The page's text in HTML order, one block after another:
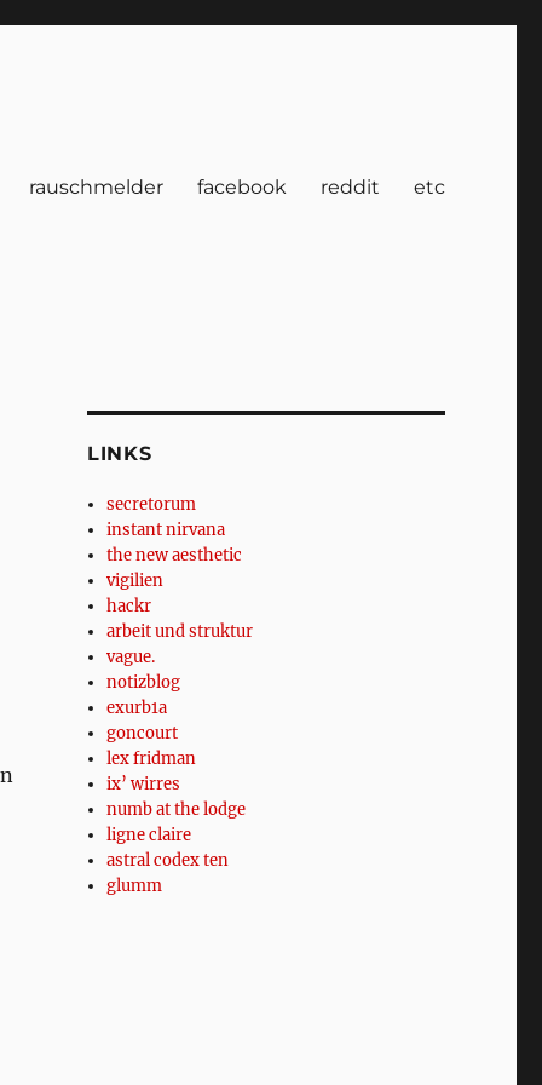
rauschmelder facebook reddit etc
LINKS
secretorum
instant nirvana
the new aesthetic
vigilien
hackr
arbeit und struktur
vague.
notizblog
exurb1a
goncourt
lex fridman
ix’ wirres
numb at the lodge
ligne claire
astral codex ten
glumm